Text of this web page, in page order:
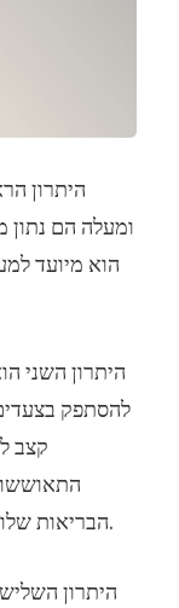
ומעלה הם
הוא מיועד
היתרון השני
להסתפק
הבריאות שלו ברמה עמוקה יותר, זהו יתרון משמעותי.
היתרון